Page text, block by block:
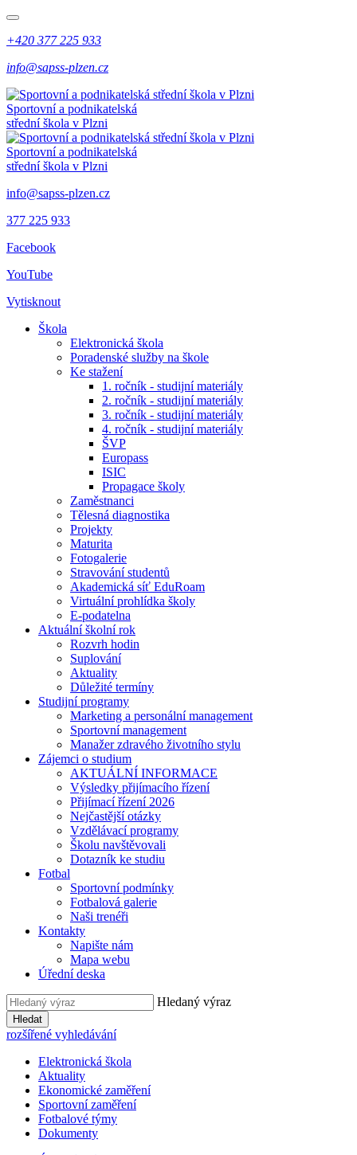
+420 377 225 933
info@sapss-plzen.cz
Sportovní a podnikatelská
střední škola v Plzni
Sportovní a podnikatelská
střední škola v Plzni
info@sapss-plzen.cz
377 225 933
Facebook
YouTube
Vytisknout
Škola
Elektronická škola
Poradenské služby na škole
Ke stažení
1. ročník - studijní materiály
2. ročník - studijní materiály
3. ročník - studijní materiály
4. ročník - studijní materiály
ŠVP
Europass
ISIC
Propagace školy
Zaměstnanci
Tělesná diagnostika
Projekty
Maturita
Fotogalerie
Stravování studentů
Akademická síť EduRoam
Virtuální prohlídka školy
E-podatelna
Aktuální školní rok
Rozvrh hodin
Suplování
Aktuality
Důležité termíny
Studijní programy
Marketing a personální management
Sportovní management
Manažer zdravého životního stylu
Zájemci o studium
AKTUÁLNÍ INFORMACE
Výsledky přijímacího řízení
Přijímací řízení 2026
Nejčastější otázky
Vzdělávací programy
Školu navštěvovali
Dotazník ke studiu
Fotbal
Sportovní podmínky
Fotbalová galerie
Naši trenéři
Kontakty
Napište nám
Mapa webu
Úřední deska
Hledaný výraz
Hledat
rozšířené vyhledávání
Elektronická škola
Aktuality
Ekonomické zaměření
Sportovní zaměření
Fotbalové týmy
Dokumenty